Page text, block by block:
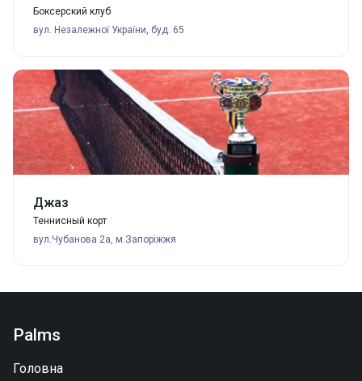
Боксерский клуб
вул. Незалежної України, буд. 65
Джаз
Теннисный корт
вул.Чубанова 2а, м.Запоріжжя
Palms
Головна